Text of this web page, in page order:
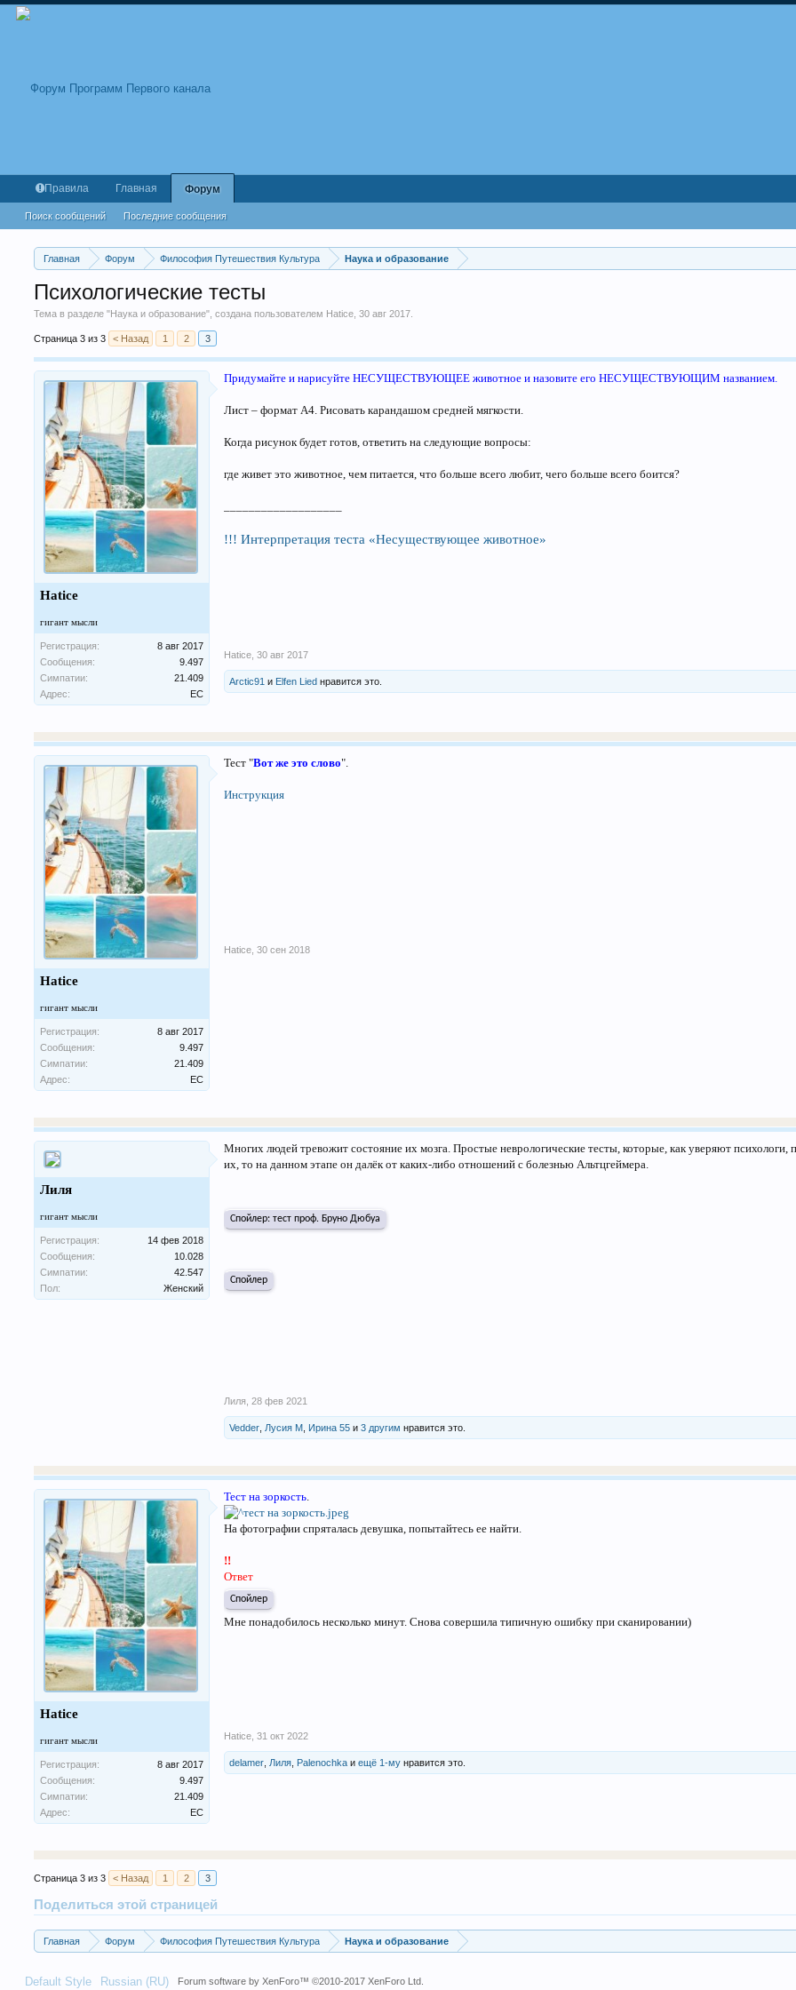
Главная Форум Философия Путешествия Культура Наука и образование
Психологические тесты
Тема в разделе "Наука и образование", создана пользователем Hatice ,30 авг 2017
Страница 3 из 3 < Назад 1 2 3
Hatice
гигант мысли
Регистрация:
8 авг 2017
Сообщения:
9.497
Симпатии:
21.409
Адрес:
ЕС
Придумайте и нарисуйте НЕСУЩЕСТВУЮЩЕЕ животное и назовите его НЕСУЩЕСТВУЮЩИМ названием.
Лист – формат А4. Рисовать карандашом средней мягкости.
Когда рисунок будет готов, ответить на следующие вопросы:
где живет это животное, чем питается, что больше всего любит, чего больше всего боится?
!!! Интерпретация теста «Несуществующее животное»
Hatice 30 авг 2017
Arctic91 и Elfen Lied нравится это.
Hatice
гигант мысли
Регистрация:
8 авг 2017
Сообщения:
9.497
Симпатии:
21.409
Адрес:
ЕС
Тест "Вот же это слово".
Инструкция
Hatice 30 сен 2018
Лиля
гигант мысли
Регистрация:
14 фев 2018
Сообщения:
10.028
Симпатии:
42.547
Пол:
Женский
Многих людей тревожит состояние их мозга. Простые неврологические тесты, которые, как уверяют психологи,
их, то на данном этапе он далёк от каких-либо отношений с болезнью Альтцгеймера.
Спойлер:тест проф. Бруно Дюбуа
Спойлер
Лиля 28 фев 2021
Vedder Лусия М Ирина 55 и3 другим нравится это.
Hatice
гигант мысли
Регистрация:
8 авг 2017
Сообщения:
9.497
Симпатии:
21.409
Адрес:
ЕС
Тест на зоркость
На фотографии спряталась девушка, попытайтесь ее найти.
!!
Ответ
Спойлер
Мне понадобилось несколько минут. Снова совершила типичную ошибку при сканировании)
Hatice 31 окт 2022
delamer Лиля Palenochka иещё 1-му нравится это.
Страница 3 из 3 < Назад 1 2 3
Поделиться этой страницей
Главная Форум Философия Путешествия Культура Наука и образование
Правила Главная Форум
Поиск сообщений Последние сообщения
Default Style Russian (RU) Forum software by XenForo™©2010-2017 XenForo Ltd.